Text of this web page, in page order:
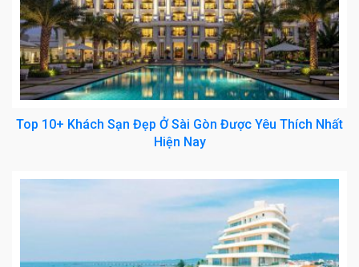
Top 10+ Khách Sạn Đẹp Ở Sài Gòn Được Yêu Thích Nhất
Hiện Nay